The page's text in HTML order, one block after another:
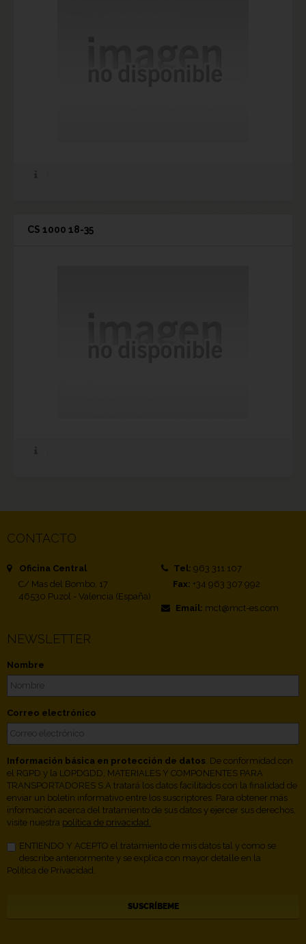
CS 1000 18-35
CONTACTO
Oficina Central
C/ Mas del Bombo, 17
46530 Puzol - Valencia (España)
Tel: 963 311 107
Fax: +34 963 307 992
Email: mct@mct-es.com
NEWSLETTER
Nombre
Correo electrónico
Información básica en protección de datos . De conformidad con
el RGPD y la LOPDGDD, MATERIALES Y COMPONENTES PARA
TRANSPORTADORES S.A tratará los datos facilitados con la finalidad de
enviar un boletín informativo entre los suscriptores. Para obtener más
información acerca del tratamiento de sus datos y ejercer sus derechos,
visite nuestra política de privacidad.
ENTIENDO Y ACEPTO el tratamiento de mis datos tal y como se
describe anteriormente y se explica con mayor detalle en la
Política de Privacidad.